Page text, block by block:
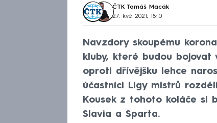
ČTK, Tomáš Macák
27. kvě 2021, 18:10
Navzdory skoupému
kluby, které budou bojovat
oproti dřívějšku lehce
účastníci Ligy mistrů
Kousek z tohoto koláče si
Slavia a Sparta.